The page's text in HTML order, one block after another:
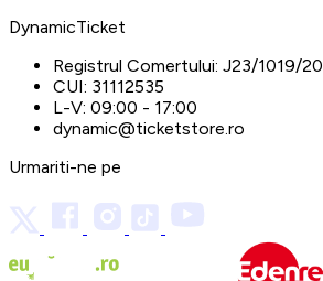
DynamicTicket
Registrul Comertului: J23/1019/
CUI: 31112535
L-V: 09:00 - 17:00
dynamic@ticketstore.ro
Urmariti-ne pe